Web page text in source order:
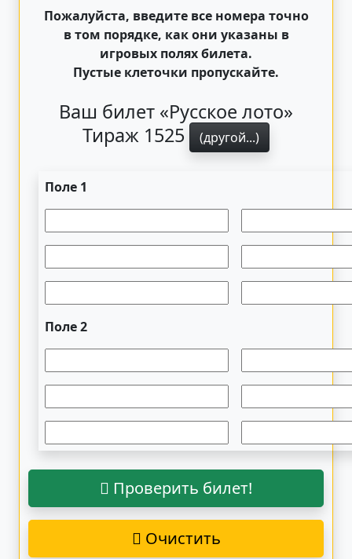
Пожалуйста, введите все номера точно
в том порядке, как они указаны в
игровых полях билета.
Пустые клеточки пропускайте.
Ваш билет «Русское лото»
Тираж 1525
(другой...)
Поле 1
Поле 2
Проверить билет!
Очистить